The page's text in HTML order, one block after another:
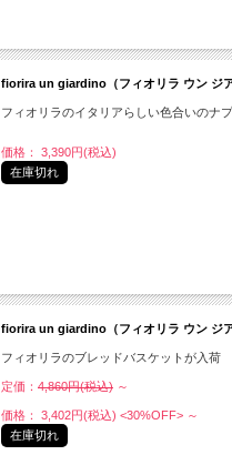
fiorira un giardino（フィオリラ ウン ジ
フィオリラのイタリアらしい色合いのナ
価格： 3,390円(税込)
在庫切れ
fiorira un giardino（フィオリラ ウン ジ
フィオリラのブレッドバスケットが入荷
定価： 4,860円(税込) ～
価格： 3,402円(税込) <30%OFF> ～
在庫切れ